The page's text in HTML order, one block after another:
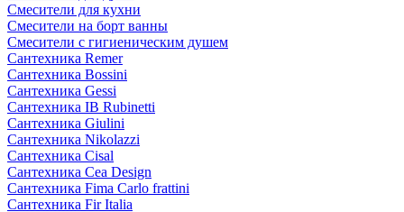
Смесители для кухни
Смесители на борт ванны
Смесители с гигиеническим душем
Сантехника Remer
Сантехника Bossini
Сантехника Gessi
Сантехника IB Rubinetti
Сантехника Giulini
Сантехника Nikolazzi
Сантехника Cisal
Сантехника Cea Design
Сантехника Fima Carlo frattini
Сантехника Fir Italia